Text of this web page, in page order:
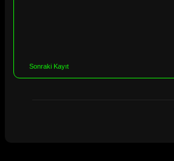
Sonraki Kayıt